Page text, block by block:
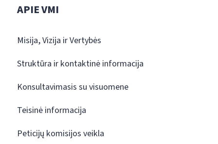
APIE VMI
Misija, Vizija ir Vertybės
Struktūra ir kontaktinė informacija
Konsultavimasis su visuomene
Teisinė informacija
Peticijų komisijos veikla